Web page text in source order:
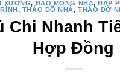
ĐÀO MÓNG NHÀ
THÁO DỠ NHÀ ,THÁO DỠ
Chi Nhanh